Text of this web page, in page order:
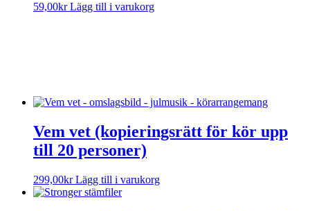
59,00kr Lägg till i varukorg
Vem vet (kopieringsrätt för kör upp
till 20 personer)
299,00kr Lägg till i varukorg